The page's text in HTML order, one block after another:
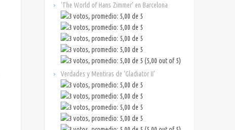
‘The World of Hans Zimmer’ en Barcelona
(5,00 out of 5)
Verdades y Mentiras de ‘Gladiator II’